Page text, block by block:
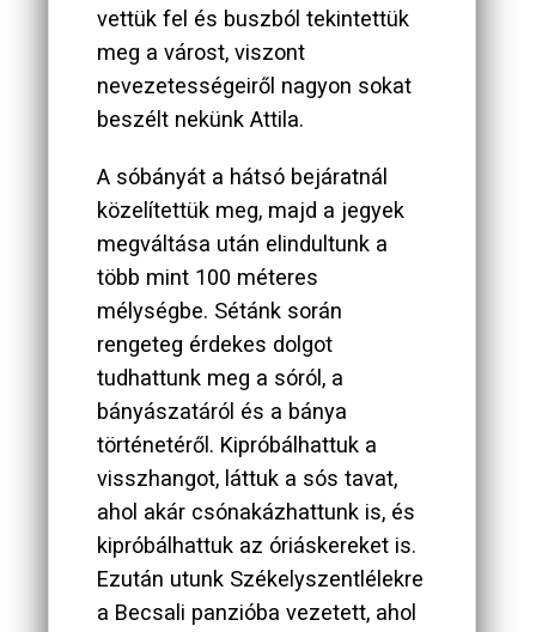
vettük fel és buszból tekintettük
meg a várost, viszont
nevezetességeiről nagyon sokat
beszélt nekünk Attila.
A sóbányát a hátsó bejáratnál
közelítettük meg, majd a jegyek
megváltása után elindultunk a
több mint 100 méteres
mélységbe. Sétánk során
rengeteg érdekes dolgot
tudhattunk meg a sóról, a
bányászatáról és a bánya
történetéről. Kipróbálhattuk a
visszhangot, láttuk a sós tavat,
ahol akár csónakázhattunk is, és
kipróbálhattuk az óriáskereket is.
Ezután utunk Székelyszentlélekre
a Becsali panzióba vezetett, ahol